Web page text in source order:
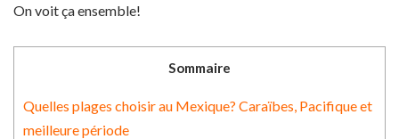
On voit ça ensemble!
Sommaire
Quelles plages choisir au Mexique? Caraïbes, Pacifique et
meilleure période